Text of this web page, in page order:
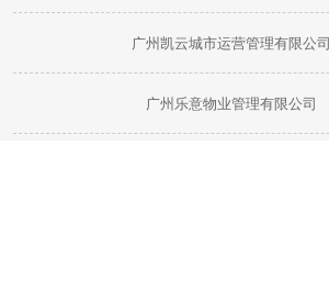
广州凯云城市运营管理有限公司
广州乐意物业管理有限公司